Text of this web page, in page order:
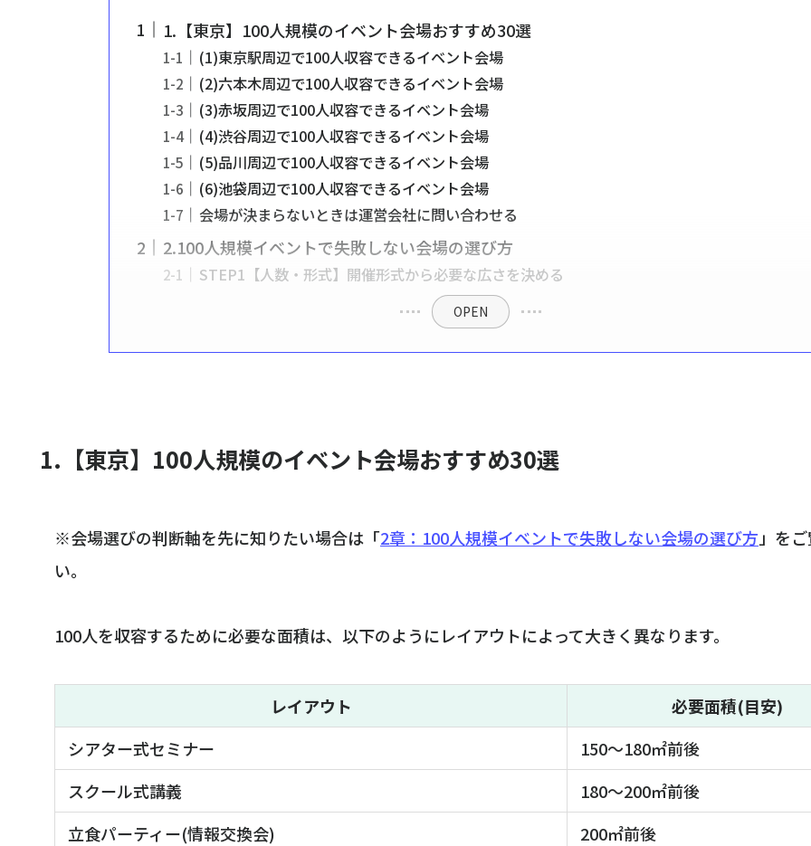
1.【東京】100人規模のイベント会場おすすめ30選
(1)東京駅周辺で100人収容できるイベント会場
(2)六本木周辺で100人収容できるイベント会場
(3)赤坂周辺で100人収容できるイベント会場
(4)渋谷周辺で100人収容できるイベント会場
(5)品川周辺で100人収容できるイベント会場
(6)池袋周辺で100人収容できるイベント会場
会場が決まらないときは運営会社に問い合わせる
2.100人規模イベントで失敗しない会場の選び方
STEP1【人数・形式】開催形式から必要な広さを決める
OPEN
1.【東京】100人規模のイベント会場おすすめ30選
※会場選びの判断軸を先に知りたい場合は「2章：100人規模イベントで失敗しない会場の選び方 」を
い。
100人を収容するために必要な面積は、以下のようにレイアウトによって大きく異なります。
レイアウト
必要面積(目安)
シアター式セミナー
150〜180㎡前後
スクール式講義
180〜200㎡前後
立食パーティー(情報交換会)
200㎡前後